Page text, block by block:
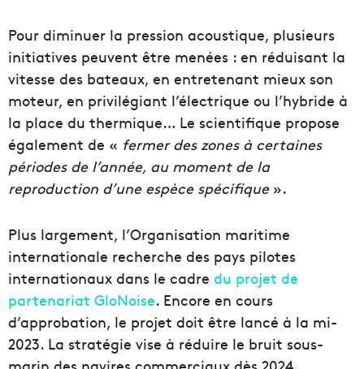
Pour diminuer la pression acoustique, plusieurs
initiatives peuvent être menées : en réduisant la
vitesse des bateaux, en entretenant mieux son
moteur, en privilégiant l’électrique ou l’hybride à
la place du thermique… Le scientifique propose
également de « fermer des zones à certaines
périodes de l’année, au moment de la
reproduction d’une espèce spécifique».
Plus largement, l’Organisation maritime
internationale recherche des pays pilotes
internationaux dans le cadre du projet de
partenariat GloNoise. Encore en cours
d’approbation, le projet doit être lancé à la mi-
2023. La stratégie vise à réduire le bruit sous-